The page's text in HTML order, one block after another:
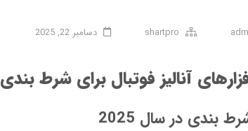
shartpro دسامبر 22, 2025
آنالیز فوتبال برای شرط بندی
بندی در سال 2025